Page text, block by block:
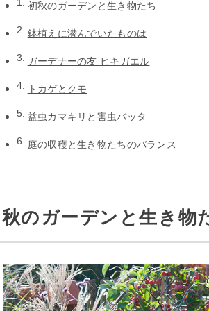
初秋のガーデンと生き物たち
鉢植えに潜んでいたものは
ガーデナーの友 ヒキガエル
トカゲとクモ
益虫カマキリと害虫バッタ
庭の収穫と生き物たちのバランス
のガーデンと生き物